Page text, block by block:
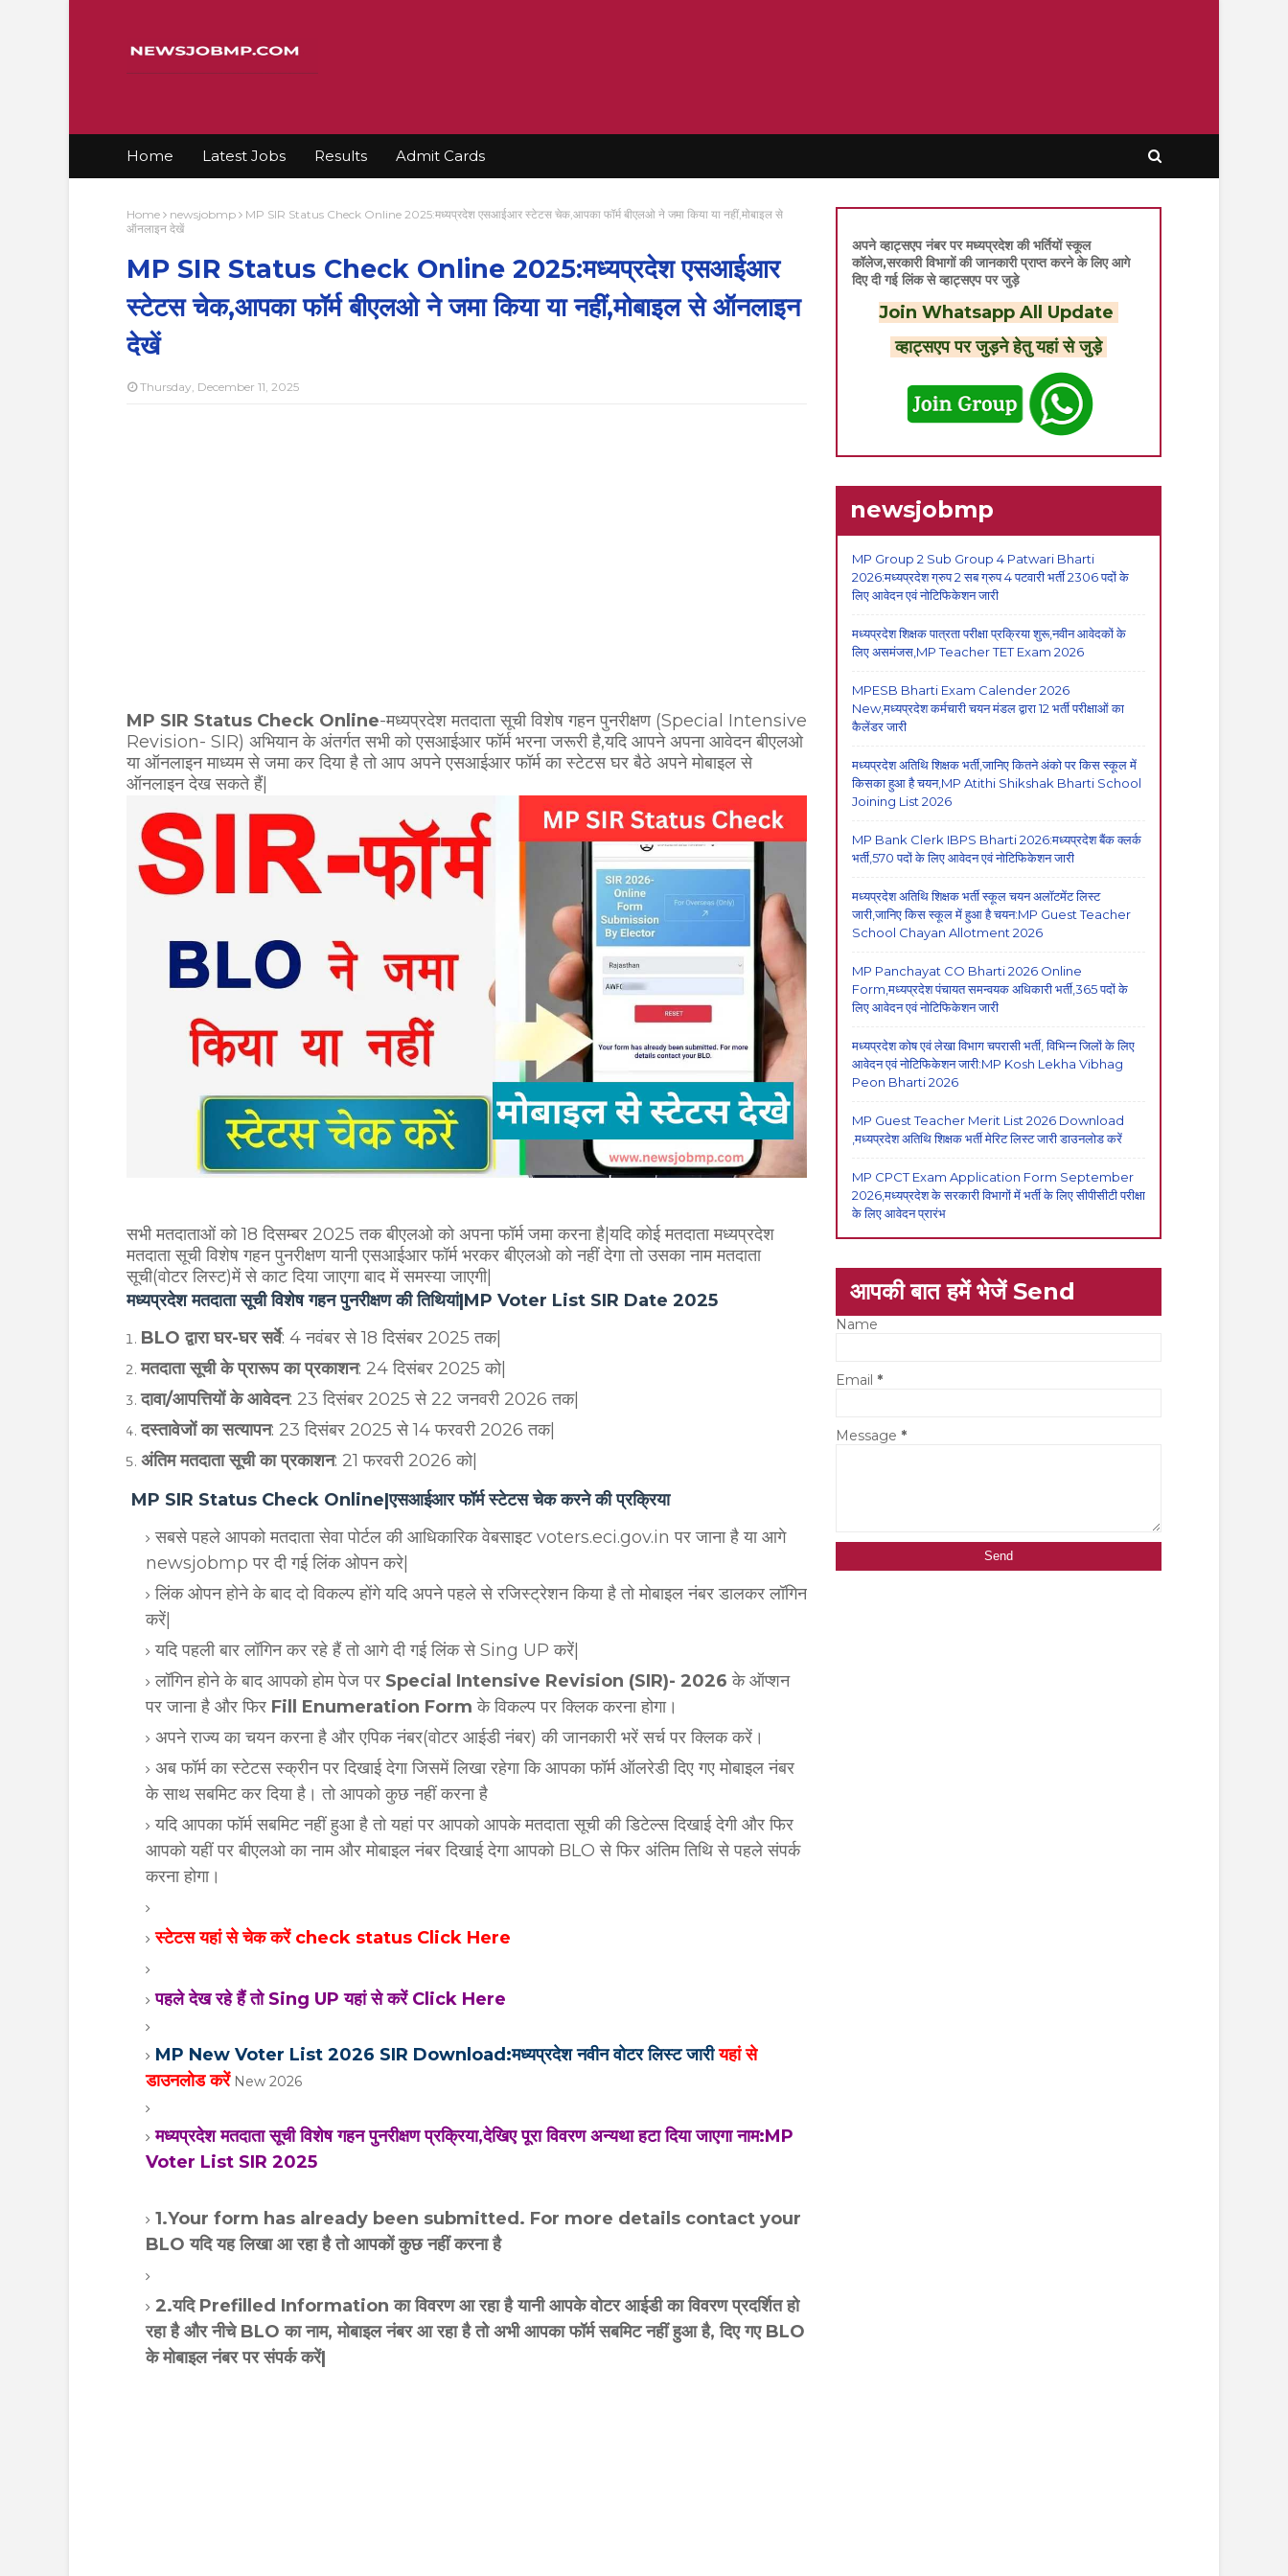
Home Latest Jobs Results Admit Cards
Home newsjobmp
MP SIR Status Check Online 2025:मध्यप्रदेश एसआईआर स्टेटस चेक,आपका फॉर्म बीएलओ ने जमा किया या नहीं,मोबाइल से
ऑनलाइन देखें
MP SIR Status Check Online 2025:मध्यप्रदेश एसआईआर
स्टेटस चेक,आपका फॉर्म बीएलओ ने जमा किया या नहीं,मोबाइल से ऑनलाइन
देखें
Thursday, December 11, 2025
MP SIR Status Check Online-मध्यप्रदेश मतदाता सूची विशेष गहन पुनरीक्षण (Special Intensive
Revision- SIR) अभियान के अंतर्गत सभी को एसआईआर फॉर्म भरना जरूरी है,यदि आपने अपना आवेदन बीएलओ
या ऑनलाइन माध्यम से जमा कर दिया है तो आप अपने एसआईआर फॉर्म का स्टेटस घर बैठे अपने मोबाइल से
ऑनलाइन देख सकते हैं|
सभी मतदाताओं को 18 दिसम्बर 2025 तक बीएलओ को अपना फॉर्म जमा करना है|यदि कोई मतदाता मध्यप्रदेश
मतदाता सूची विशेष गहन पुनरीक्षण यानी एसआईआर फॉर्म भरकर बीएलओ को नहीं देगा तो उसका नाम मतदाता
सूची(वोटर लिस्ट)में से काट दिया जाएगा बाद में समस्या जाएगी|
मध्यप्रदेश मतदाता सूची विशेष गहन पुनरीक्षण की तिथियां|MP Voter List SIR Date 2025
BLO द्वारा घर-घर सर्वे: 4 नवंबर से 18 दिसंबर 2025 तक|
मतदाता सूची के प्रारूप का प्रकाशन: 24 दिसंबर 2025 को|
दावा/आपत्तियों के आवेदन: 23 दिसंबर 2025 से 22 जनवरी 2026 तक|
दस्तावेजों का सत्यापन: 23 दिसंबर 2025 से 14 फरवरी 2026 तक|
अंतिम मतदाता सूची का प्रकाशन: 21 फरवरी 2026 को|
MP SIR Status Check Online|एसआईआर फॉर्म स्टेटस चेक करने की प्रक्रिया
सबसे पहले आपको मतदाता सेवा पोर्टल की आधिकारिक वेबसाइट voters.eci.gov.in पर जाना है या आगे
newsjobmp पर दी गई लिंक ओपन करे|
लिंक ओपन होने के बाद दो विकल्प होंगे यदि अपने पहले से रजिस्ट्रेशन किया है तो मोबाइल नंबर डालकर लॉगिन
करें|
यदि पहली बार लॉगिन कर रहे हैं तो आगे दी गई लिंक से Sing UP करें|
लॉगिन होने के बाद आपको होम पेज पर Special Intensive Revision (SIR)- 2026के ऑप्शन
पर जाना है और फिर Fill Enumeration Formके विकल्प पर क्लिक करना होगा।
अपने राज्य का चयन करना है और एपिक नंबर(वोटर आईडी नंबर) की जानकारी भरें सर्च पर क्लिक करें।
अब फॉर्म का स्टेटस स्क्रीन पर दिखाई देगा जिसमें लिखा रहेगा कि आपका फॉर्म ऑलरेडी दिए गए मोबाइल नंबर
के साथ सबमिट कर दिया है। तो आपको कुछ नहीं करना है
यदि आपका फॉर्म सबमिट नहीं हुआ है तो यहां पर आपको आपके मतदाता सूची की डिटेल्स दिखाई देगी और फिर
आपको यहीं पर बीएलओ का नाम और मोबाइल नंबर दिखाई देगा आपको BLO से फिर अंतिम तिथि से पहले संपर्क
करना होगा।
स्टेटस यहां से चेक करें check status Click Here
पहले देख रहे हैं तो Sing UP यहां से करें Click Here
MP New Voter List 2026 SIR Download:मध्यप्रदेश नवीन वोटर लिस्ट जारीयहां से
डाउनलोड करेंNew 2026
मध्यप्रदेश मतदाता सूची विशेष गहन पुनरीक्षण प्रक्रिया,देखिए पूरा विवरण अन्यथा हटा दिया जाएगा नाम:MP
Voter List SIR 2025
1.Your form has already been submitted. For more details contact your
BLO यदि यह लिखा आ रहा है तो आपकों कुछ नहीं करना है
2.यदि Prefilled Information का विवरण आ रहा है यानी आपके वोटर आईडी का विवरण प्रदर्शित हो
रहा है और नीचे BLO का नाम, मोबाइल नंबर आ रहा है तो अभी आपका फॉर्म सबमिट नहीं हुआ है, दिए गए BLO
के मोबाइल नंबर पर संपर्क करें|
अपने व्हाट्सएप नंबर पर मध्यप्रदेश की भर्तियों स्कूल
कॉलेज,सरकारी विभागों की जानकारी प्राप्त करने के लिए आगे
दिए दी गई लिंक से व्हाट्सएप पर जुड़े
Join Whatsapp All Update
व्हाट्सएप पर जुड़ने हेतु यहां से जुड़े
newsjobmp
MP Group 2 Sub Group 4 Patwari Bharti
2026:मध्यप्रदेश ग्रुप 2 सब ग्रुप 4 पटवारी भर्ती 2306 पदों के
लिए आवेदन एवं नोटिफिकेशन जारी
मध्यप्रदेश शिक्षक पात्रता परीक्षा प्रक्रिया शुरू,नवीन आवेदकों के
लिए असमंजस,MP Teacher TET Exam 2026
MPESB Bharti Exam Calender 2026
New,मध्यप्रदेश कर्मचारी चयन मंडल द्वारा 12 भर्ती परीक्षाओं का
कैलेंडर जारी
मध्यप्रदेश अतिथि शिक्षक भर्ती,जानिए कितने अंको पर किस स्कूल में
किसका हुआ है चयन,MP Atithi Shikshak Bharti School
Joining List 2026
MP Bank Clerk IBPS Bharti 2026:मध्यप्रदेश बैंक क्लर्क
भर्ती,570 पदों के लिए आवेदन एवं नोटिफिकेशन जारी
मध्यप्रदेश अतिथि शिक्षक भर्ती स्कूल चयन अलॉटमेंट लिस्ट
जारी,जानिए किस स्कूल में हुआ है चयन:MP Guest Teacher
School Chayan Allotment 2026
MP Panchayat CO Bharti 2026 Online
Form,मध्यप्रदेश पंचायत समन्वयक अधिकारी भर्ती,365 पदों के
लिए आवेदन एवं नोटिफिकेशन जारी
मध्यप्रदेश कोष एवं लेखा विभाग चपरासी भर्ती, विभिन्न जिलों के लिए
आवेदन एवं नोटिफिकेशन जारी:MP Kosh Lekha Vibhag
Peon Bharti 2026
MP Guest Teacher Merit List 2026 Download
,मध्यप्रदेश अतिथि शिक्षक भर्ती मेरिट लिस्ट जारी डाउनलोड करें
MP CPCT Exam Application Form September
2026,मध्यप्रदेश के सरकारी विभागों में भर्ती के लिए सीपीसीटी परीक्षा
के लिए आवेदन प्रारंभ
आपकी बात हमें भेजें Send
Name
Email *
Message *